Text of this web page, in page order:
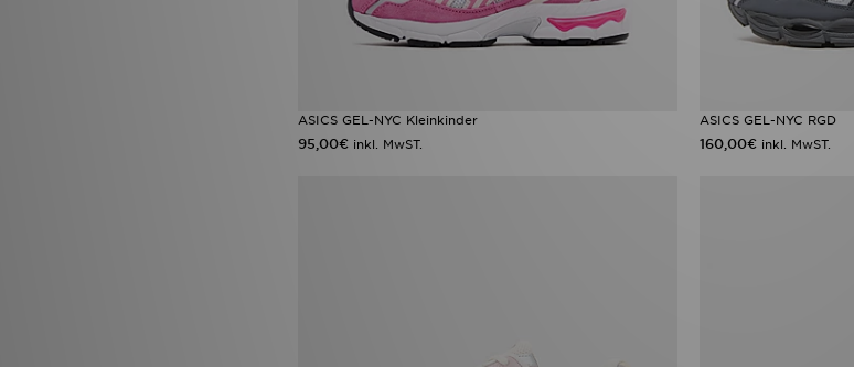
ASICS GEL-NYC Kleinkinder
95,00€ inkl. MwST.
ASICS GEL-NYC RGD
160,00€ inkl. MwST.